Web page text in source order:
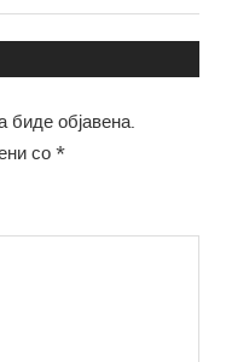
објавена.
со *